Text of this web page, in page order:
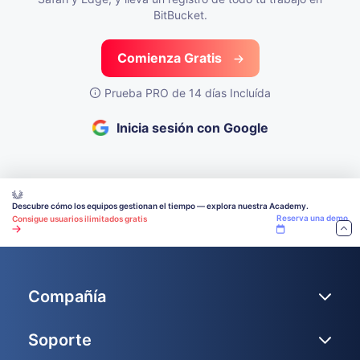
BitBucket.
Comienza Gratis
Prueba PRO de 14 días Incluída
Inicia sesión con Google
Descubre cómo los equipos gestionan el tiempo — explora nuestra Academy.
Consigue usuarios ilimitados gratis
Reserva una demo
Compañía
Soporte